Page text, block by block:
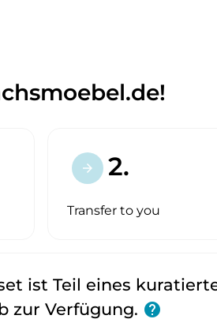
arrow_forward 2.
Transfer to you
ist Teil eines
zur Verfügung. help